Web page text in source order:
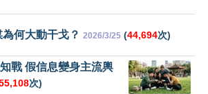
何大動干戈？ 2026/3/25 (44,694次)
戰 假信息變身主流輿
次)